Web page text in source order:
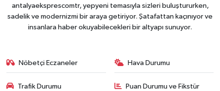
antalyaeksprescomtr, yepyeni temasıyla sizleri buluştururken,
sadelik ve modernizmi bir araya getiriyor. Şatafattan kaçınıyor ve
insanlara haber okuyabilecekleri bir altyapı sunuyor.
Nöbetçi Eczaneler Hava Durumu
Trafik Durumu Puan Durumu ve Fikstür